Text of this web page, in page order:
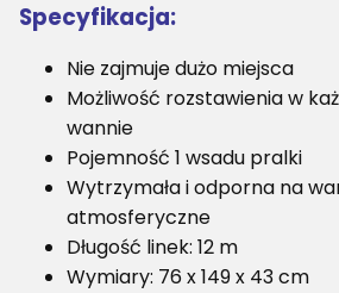
Specyfikacja:
Nie zajmuje dużo miejsca
Możliwość rozstawienia w
wannie
Pojemność 1 wsadu pralki
Wytrzymała i odporna na
atmosferyczne
Długość linek: 12 m
Wymiary: 76 x 149 x 43 cm